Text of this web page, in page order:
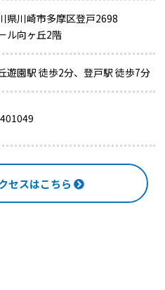
県川崎市多摩区登戸2698
ル向ヶ丘2階
遊園駅 徒歩2分、登戸駅 徒歩7分
セスはこちら